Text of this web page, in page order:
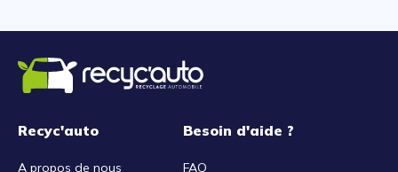
Recyc'auto
A propos de nous
Besoin d'aide ?
FAQ